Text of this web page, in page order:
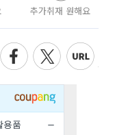
추가취재 원해요